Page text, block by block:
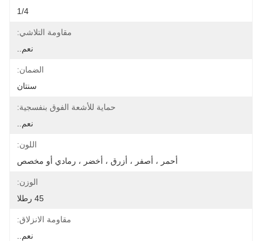
1/4
مقاومة التلاشي:
نعم..
الضمان:
سنتان
حماية للأشعة الفوق بنفسجية:
نعم..
اللون:
أحمر ، أصفر ، أزرق ، أخضر ، رمادي أو مخصص
الوزن:
45 رطلا
مقاومة الانزلاق:
نعم..